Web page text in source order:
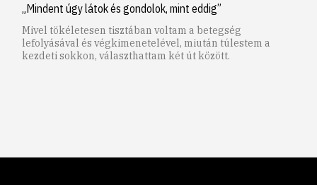
„Mindent úgy látok és gondolok, mint eddig”
Mivel tökéletesen tisztában voltam a betegség
lefolyásával és végkimenetelével, miután túlestem a
kezdeti sokkon, választhattam két út között.